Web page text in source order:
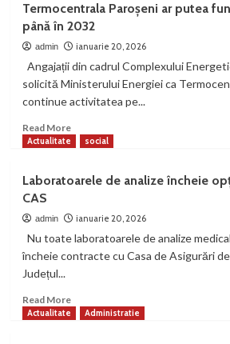
rută
Green
Line
către
Parâng,
aprobată
Valea
Jiului
Termocentrala Paroșeni ar putea
până în 2032
admin ianuarie 20, 2026
Angajații din cadrul Complexului
solicită Ministerului Energiei ca
continue activitatea pe...
Read MoreRead
more
Paroșeni
putea
funcționa
cărbune
2032
Actualitate social
Laboratoarele de analize încheie
CAS
admin ianuarie 20, 2026
Nu toate laboratoarele de analize
încheie contracte cu Casa de Asigurări
Județul...
Read MoreRead
more
Actualitate Administratie